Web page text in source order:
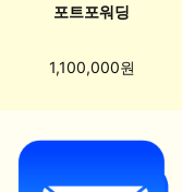
포트포워딩
1,100,000원